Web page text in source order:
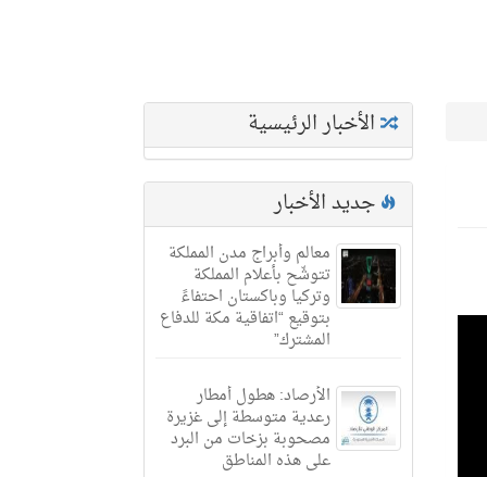
الأخبار الرئيسية
جديد الأخبار
معالم وأبراج مدن المملكة
تتوشّح بأعلام المملكة
وتركيا وباكستان احتفاءً
بتوقيع “اتفاقية مكة للدفاع
المشترك”
الأرصاد: هطول أمطار
رعدية متوسطة إلى غزيرة
مصحوبة بزخات من البرد
على هذه المناطق